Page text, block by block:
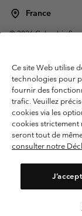
France
©2026Columbia
Garanties Légales
Conditions
Conditions
Cookies
Public
Ce site Web utilise
technologies pour
fournir des
trafic. Veuillez
cookies via les
cookies strictement
seront tout de
consulter notre
Veuillez
United
France